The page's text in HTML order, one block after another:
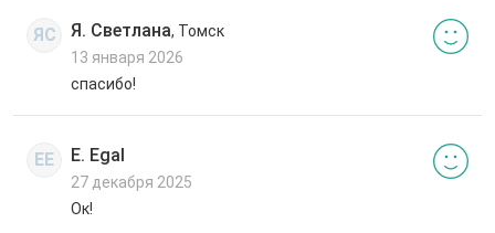
ЯС Я. Светлана, Томск
13 января 2026
спасибо!
EE E. Egal
27 декабря 2025
Ок!